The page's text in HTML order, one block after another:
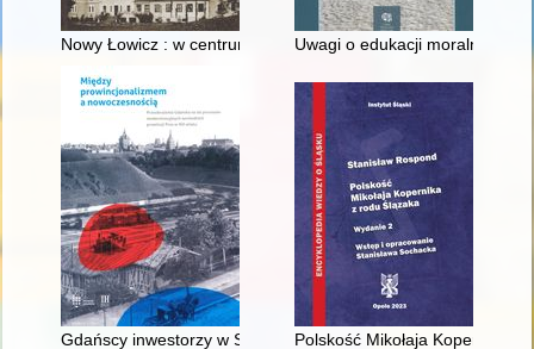
Nowy Łowicz : w centrum poligonu drawskiego od
Uwagi o edukacji moralnej
Gdańscy inwestorzy w Sopocie : prestiż finansowy i
Polskość Mikołaja Kopernika z